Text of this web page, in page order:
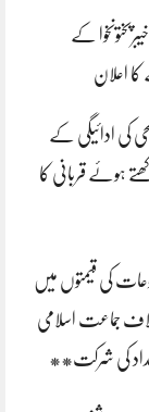
کے
اعلان
کی ادائیگی کے
ہوئے قربانی کا
کی قیمتوں میں
جماعت اسلامی
تعداد کی شرکت**